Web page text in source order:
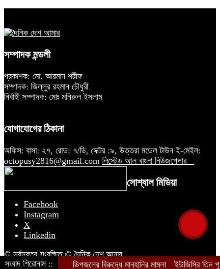
সম্পাদক মন্ডলী
প্রকাশক: মো. আরমান শরীফ
সম্পাদক: জিল্লুর রহমান চৌধুরী
নির্বাহী সম্পাদক: মোঃ মনিরুল ইসলাম
যোগাযোগের ঠিকানা
অফিস: বাসা: ২৭, রোড: ৭/ডি, সেক্টর :৯, উত্তরা মডেল টাউন ই-মেইল:
octopusy2816@gmail.com লিস্টেড আল বাংলা নিউজপেপার
সোশ্যাল মিডিয়া
Facebook
Instagram
X
Linkedin
© সর্বস্বত্ব সংরক্ষিত © দৈনিক দেশ আমার
সংবাদ শিরোনাম ::
ডিপজলের বিরুদ্ধে মানহানির মামলা ইউজিসির তিন